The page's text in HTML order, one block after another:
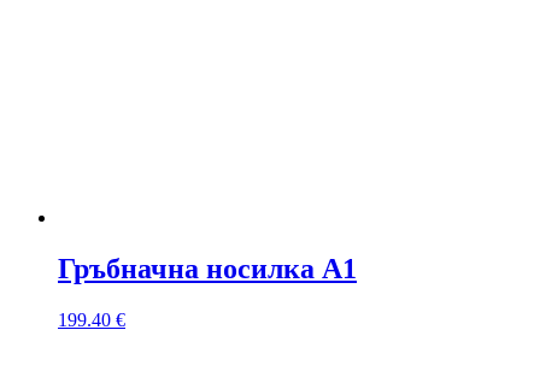
Гръбначна носилка A1
199.40 €